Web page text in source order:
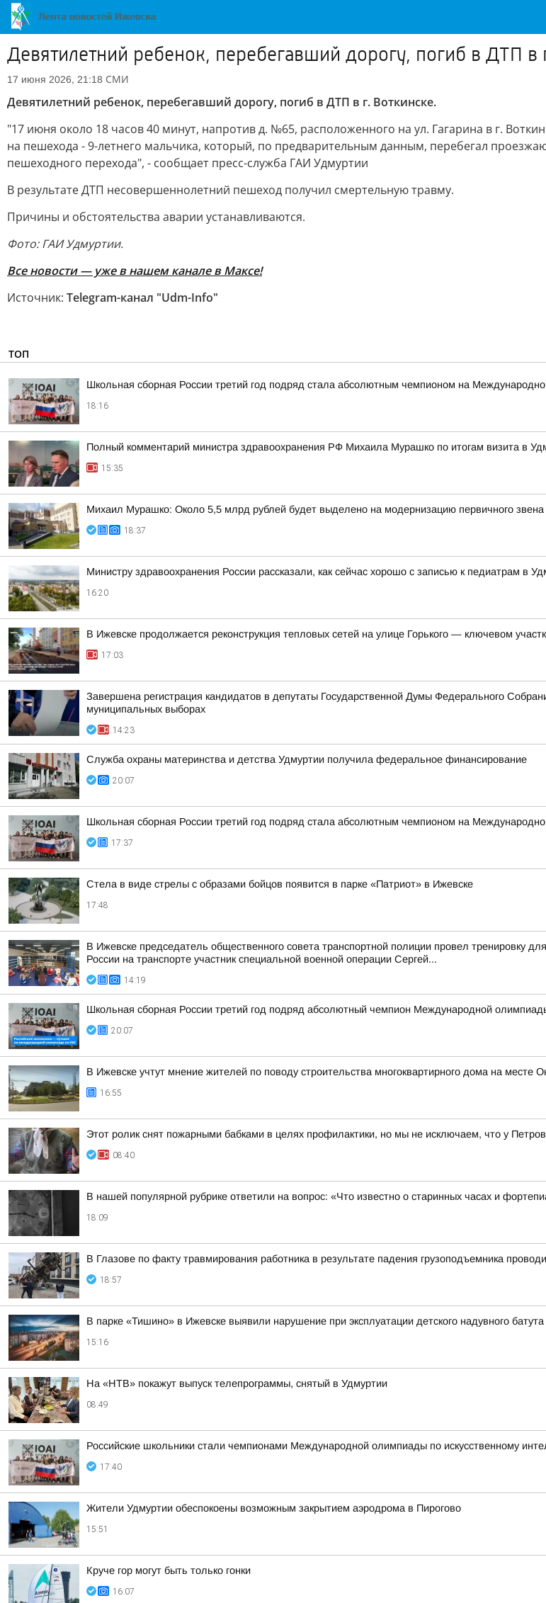
Девятилетний ребенок, перебегавший дорогу, погиб в ДТП в
17 июня 2026, 21:18 СМИ
Девятилетний ребенок, перебегавший дорогу, погиб в ДТП в г. Воткинске.
"17 июня около 18 часов 40 минут, напротив д. №65, расположенного на ул. Гагарина в г.
на пешехода - 9-летнего мальчика, который, по предварительным данным, перебегал
пешеходного перехода", - сообщает пресс-служба ГАИ Удмуртии
В результате ДТП несовершеннолетний пешеход получил смертельную травму.
Причины и обстоятельства аварии устанавливаются.
Фото: ГАИ Удмуртии.
Все новости — уже в нашем канале в Максе!
Источник: Telegram-канал "Udm-Info"
ТОП
Школьная сборная России третий год подряд стала абсолютным чемпионом на
18:16
Полный комментарий министра здравоохранения РФ Михаила Мурашко по итогам визита в
15:35
Михаил Мурашко: Около 5,5 млрд рублей будет выделено на модернизацию первичного
18:37
Министру здравоохранения России рассказали, как сейчас хорошо с записью к педиатрам в
16:20
В Ижевске продолжается реконструкция тепловых сетей на улице Горького — ключевом
17:03
Завершена регистрация кандидатов в депутаты Государственной Думы Федерального
муниципальных выборах
14:23
Служба охраны материнства и детства Удмуртии получила федеральное финансирование
20:07
Школьная сборная России третий год подряд стала абсолютным чемпионом на
17:37
Стела в виде стрелы с образами бойцов появится в парке «Патриот» в Ижевске
17:48
В Ижевске председатель общественного совета транспортной полиции провел
России на транспорте участник специальной военной операции Сергей...
14:19
Школьная сборная России третий год подряд абсолютный чемпион Международной
20:07
В Ижевске учтут мнение жителей по поводу строительства многоквартирного дома на месте
16:55
Этот ролик снят пожарными бабками в целях профилактики, но мы не исключаем, что у
08:40
В нашей популярной рубрике ответили на вопрос: «Что известно о старинных часах и
18:09
В Глазове по факту травмирования работника в результате падения грузоподъемника
18:57
В парке «Тишино» в Ижевске выявили нарушение при эксплуатации детского надувного батута
15:16
На «НТВ» покажут выпуск телепрограммы, снятый в Удмуртии
08:49
Российские школьники стали чемпионами Международной олимпиады по искусственному
17:40
Жители Удмуртии обеспокоены возможным закрытием аэродрома в Пирогово
15:51
Круче гор могут быть только гонки
16:07